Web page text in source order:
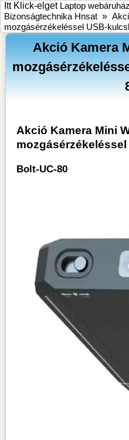
Itt Klick-elget Laptop webáruház
Bizonságtechnika Hnsat »
mozgásérzékeléssel USB-
Akció Kamera
Akció Kamera Mini
Bolt-UC-80